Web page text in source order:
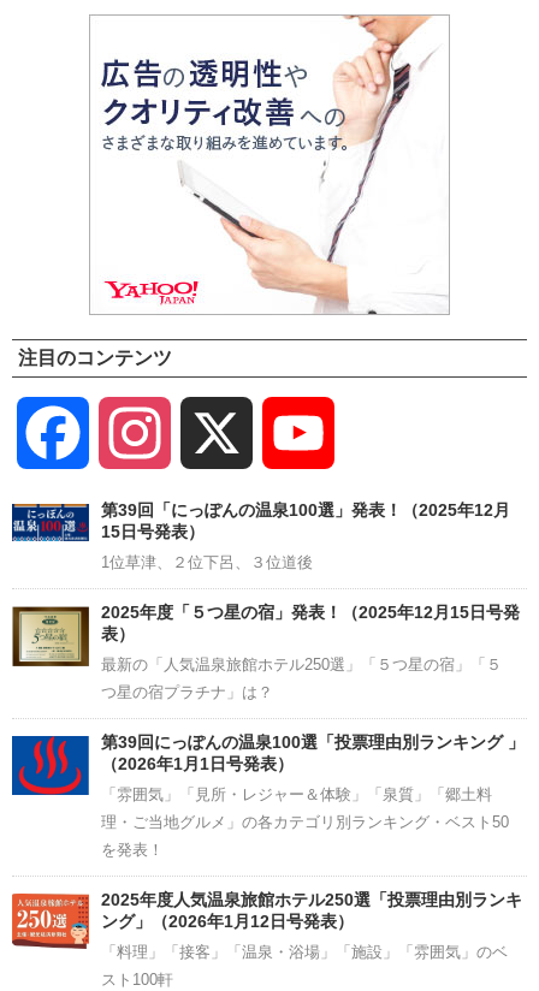
注目のコンテンツ
Facebook Instagram
Channel
第39回「にっぽんの温泉100選」発表！（2025年12月
15日号発表）
1位草津、２位下呂、３位道後
2025年度「５つ星の宿」発表！（2025年12月15日号発
表）
最新の「人気温泉旅館ホテル250選」「５つ星の宿」「５
つ星の宿プラチナ」は？
第39回にっぽんの温泉100選「投票理由別ランキング 」
（2026年1月1日号発表）
「雰囲気」「見所・レジャー＆体験」「泉質」「郷土料
理・ご当地グルメ」の各カテゴリ別ランキング・ベスト50
を発表！
2025年度人気温泉旅館ホテル250選「投票理由別ランキ
ング」（2026年1月12日号発表）
「料理」「接客」「温泉・浴場」「施設」「雰囲気」のベ
スト100軒